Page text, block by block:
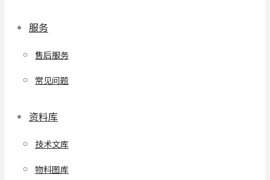
服务
售后服务
常见问题
资料库
技术文库
物料图库